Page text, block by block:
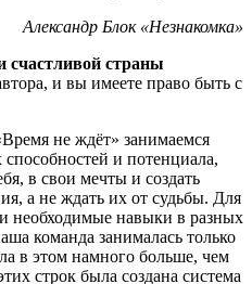
Александр Блок «Незнакомка»
счастливой страны
и вы имеете право быть с
не ждёт» занимаемся
и потенциала,
в свои мечты и создать
а не ждать их от судьбы. Для
необходимые навыки в разных
команда занималась только
в этом намного больше, чем
строк была создана система